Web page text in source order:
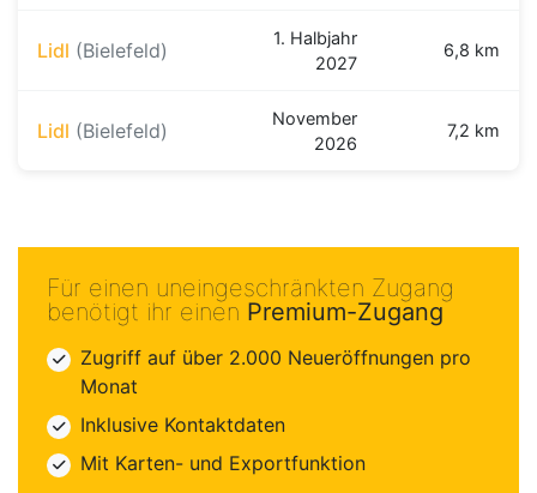
Lidl (Bielefeld)
1. Halbjahr
2027
6,8 km
Lidl (Bielefeld)
November
2026
7,2 km
Für einen uneingeschränkten Zugang
benötigt ihr einen Premium-Zugang
Zugriff auf über 2.000 Neueröffnungen pro
Monat
Inklusive Kontaktdaten
Mit Karten- und Exportfunktion